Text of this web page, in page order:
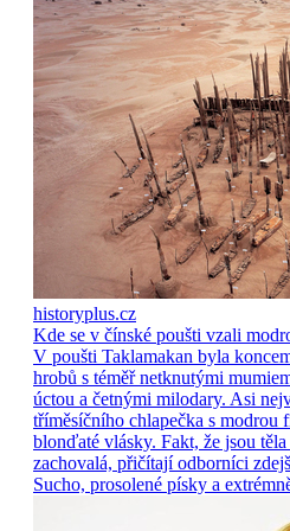
historyplus.cz
Kde se v čínské poušti vzali
V poušti Taklamakan byla
hrobů s téměř netknutými
úctou a četnými milodary. Asi
tříměsíčního chlapečka s modrou
blonďaté vlásky. Fakt, že jsou
zachovalá, přičítají odborníci
Sucho, prosolené písky a